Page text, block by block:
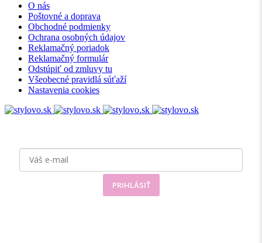
O nás
Poštovné a doprava
Obchodné podmienky
Ochrana osobných údajov
Reklamačný poriadok
Reklamačný formulár
Odstúpiť od zmluvy tu
Všeobecné pravidlá súťaží
Nastavenia cookies
PRIHLÁSIŤ